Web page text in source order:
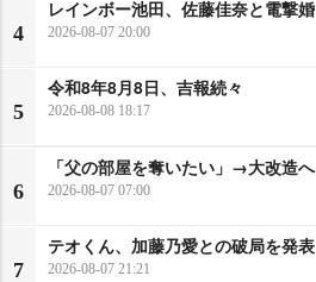
4
レインボー池田、佐藤佳奈と電撃婚
2026-08-07 20:00
5
令和8年8月8日、吉報続々
2026-08-08 18:17
6
「父の部屋を奪いたい」→大改造へ
2026-08-07 07:00
7
テオくん、加藤乃愛との破局を発表
2026-08-07 21:21